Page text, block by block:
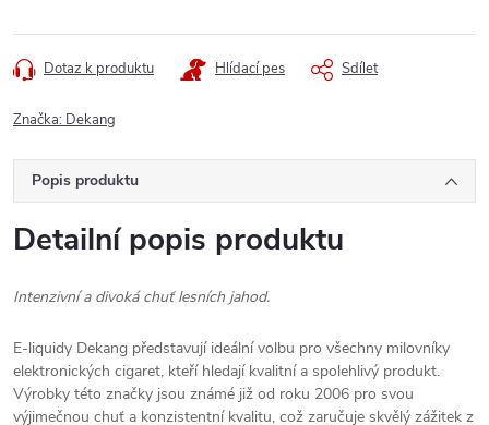
cena:
Dotaz k produktu Hlídací pes Sdílet
Značka: Dekang
Popis produktu
Detailní popis produktu
Intenzivní a divoká chuť lesních jahod.
E-liquidy Dekang představují ideální volbu pro všechny milovníky
elektronických cigaret, kteří hledají kvalitní a spolehlivý produkt.
Výrobky této značky jsou známé již od roku 2006 pro svou
výjimečnou chuť a konzistentní kvalitu, což zaručuje skvělý zážitek z